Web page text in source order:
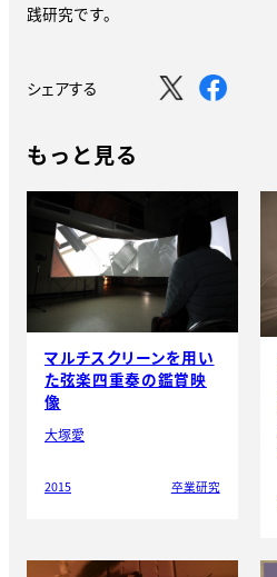
践研究です。
シェアする
もっと見る
マルチスクリーンを用い
た弦楽四重奏の鑑賞映
像
大塚愛
2015 卒業研究